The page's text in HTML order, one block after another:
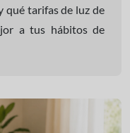
tarifas de luz de
a tus hábitos de